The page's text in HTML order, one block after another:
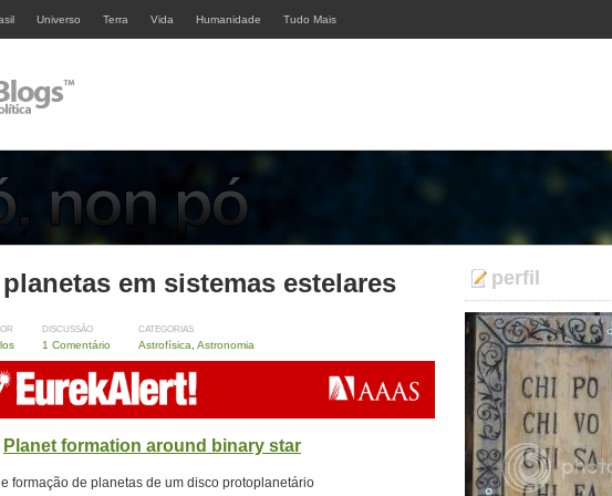
Universo Terra Vida Humanidade Tudo Mais
em sistemas estelares
DISCUSSÃO
1 Comentário
CATEGORIAS
Astrofísica Astronomia
Planet formation around binary star
formação de planetas de um disco protoplanetário
perfil